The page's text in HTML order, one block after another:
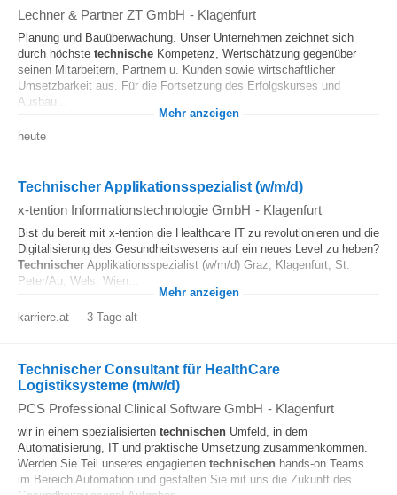
Lechner & Partner ZT GmbH - Klagenfurt
Planung und Bauüberwachung. Unser Unternehmen zeichnet sich
durch höchste technische Kompetenz, Wertschätzung gegenüber
seinen Mitarbeitern, Partnern u. Kunden sowie wirtschaftlicher
Umsetzbarkeit aus. Für die Fortsetzung des Erfolgskurses und
Ausbau...
Mehr anzeigen
heute
Technischer Applikationsspezialist (w/m/d)
x-tention Informationstechnologie GmbH - Klagenfurt
Bist du bereit mit x-tention die Healthcare IT zu revolutionieren und die
Digitalisierung des Gesundheitswesens auf ein neues Level zu heben?
Technischer Applikationsspezialist (w/m/d) Graz, Klagenfurt, St.
Peter/Au, Wels, Wien...
Mehr anzeigen
karriere.at - 3 Tage alt
Technischer Consultant für HealthCare
Logistiksysteme (m/w/d)
PCS Professional Clinical Software GmbH - Klagenfurt
wir in einem spezialisierten technischen Umfeld, in dem
Automatisierung, IT und praktische Umsetzung zusammenkommen.
Werden Sie Teil unseres engagierten technischen hands-on Teams
im Bereich Automation und gestalten Sie mit uns die Zukunft des